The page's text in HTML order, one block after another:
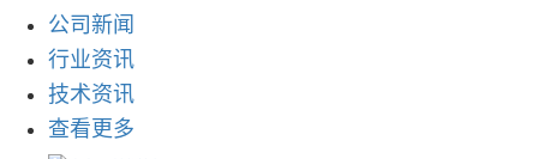
公司新闻
行业资讯
技术资讯
查看更多